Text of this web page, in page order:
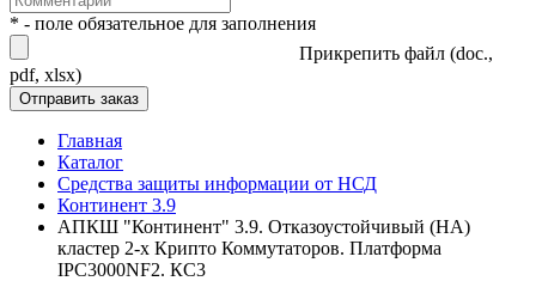
* - поле обязательное для заполнения
Прикрепить файл (doc.,
pdf, xlsx)
Главная
Каталог
Средства защиты информации от НСД
Континент 3.9
АПКШ "Континент" 3.9. Отказоустойчивый (HA)
кластер 2-х Крипто Коммутаторов. Платформа
IPC3000NF2. КС3